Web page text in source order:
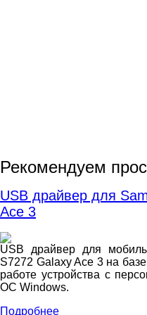
Рекомендуем
USB драйвер для
Ace 3
USB драйвер для
S7272 Galaxy Ace 3 на
работе устройства с
ОС Windows.
Подробнее